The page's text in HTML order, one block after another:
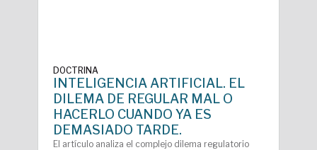
DOCTRINA
INTELIGENCIA ARTIFICIAL. EL
DILEMA DE REGULAR MAL O
HACERLO CUANDO YA ES
DEMASIADO TARDE.
El artículo analiza el complejo dilema regulatorio